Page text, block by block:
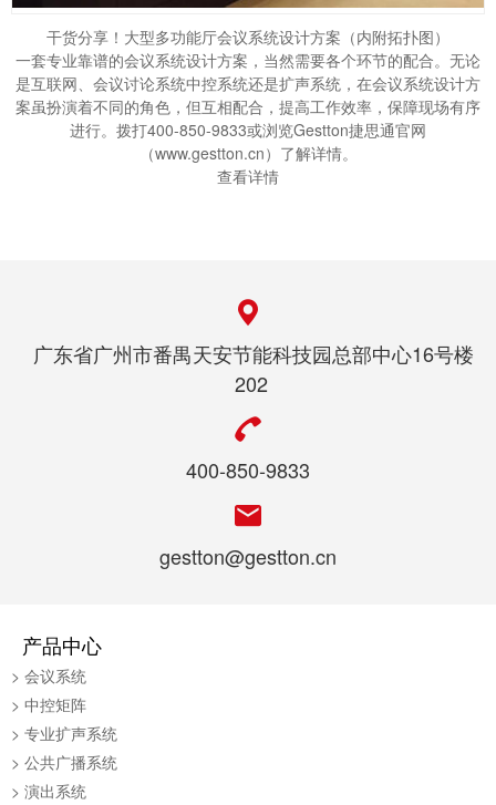
干货分享！大型多功能厅会议系统设计方案（内附拓扑图）
一套专业靠谱的会议系统设计方案，当然需要各个环节的配合。无论
是互联网、会议讨论系统中控系统还是扩声系统，在会议系统设计方
案虽扮演着不同的角色，但互相配合，提高工作效率，保障现场有序
进行。拨打400-850-9833或浏览Gestton捷思通官网
（www.gestton.cn）了解详情。
查看详情
广东省广州市番禺天安节能科技园总部中心16号楼
202
400-850-9833
gestton@gestton.cn
产品中心
> 会议系统
> 中控矩阵
> 专业扩声系统
> 公共广播系统
> 演出系统